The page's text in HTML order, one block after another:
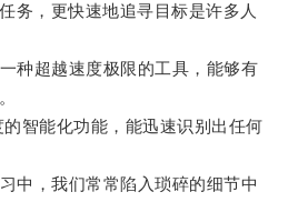
务，更快速地追寻目标是许多人
超越速度极限的工具，能够有
能化功能，能迅速识别出任何
，我们常常陷入琐碎的细节中